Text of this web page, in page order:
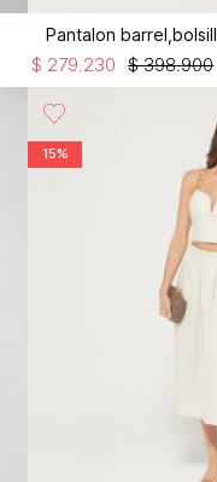
$ 398.900
$ 279 230
15%